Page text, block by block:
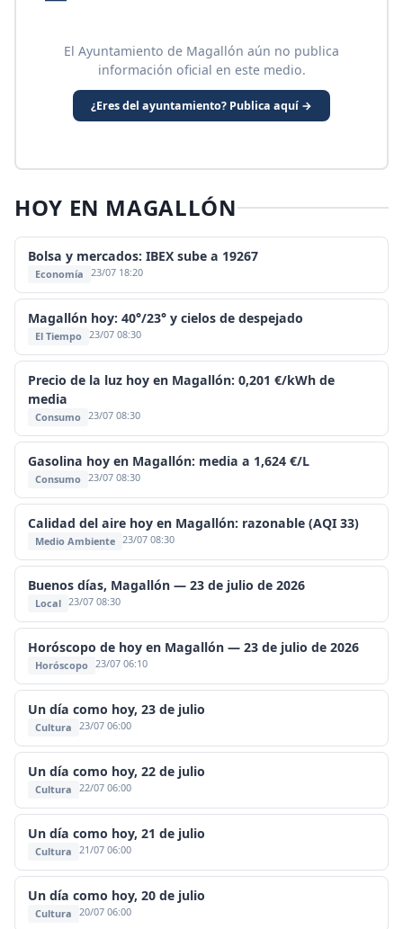
El Ayuntamiento de Magallón aún no publica
información oficial en este medio.
¿Eres del ayuntamiento? Publica aquí →
HOY EN MAGALLÓN
Bolsa y mercados: IBEX sube a 19267
Economía 23/07 18:20
Magallón hoy: 40°/23° y cielos de despejado
El Tiempo 23/07 08:30
Precio de la luz hoy en Magallón: 0,201 €/kWh de
media
Consumo 23/07 08:30
Gasolina hoy en Magallón: media a 1,624 €/L
Consumo 23/07 08:30
Calidad del aire hoy en Magallón: razonable (AQI 33)
Medio Ambiente 23/07 08:30
Buenos días, Magallón — 23 de julio de 2026
Local 23/07 08:30
Horóscopo de hoy en Magallón — 23 de julio de 2026
Horóscopo 23/07 06:10
Un día como hoy, 23 de julio
Cultura 23/07 06:00
Un día como hoy, 22 de julio
Cultura 22/07 06:00
Un día como hoy, 21 de julio
Cultura 21/07 06:00
Un día como hoy, 20 de julio
Cultura 20/07 06:00